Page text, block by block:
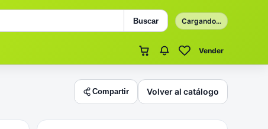
Buscar Cargando...
Vender
Compartir Volver al catálogo